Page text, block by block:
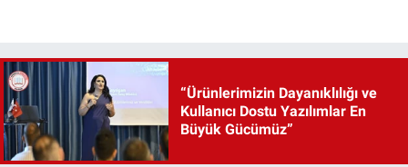
“Ürünlerimizin Dayanıklılığı ve
Kullanıcı Dostu Yazılımlar En
Büyük Gücümüz”